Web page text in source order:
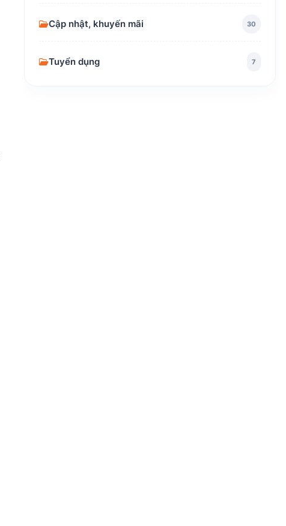
Cập nhật, khuyến mãi 30
Tuyển dụng 7